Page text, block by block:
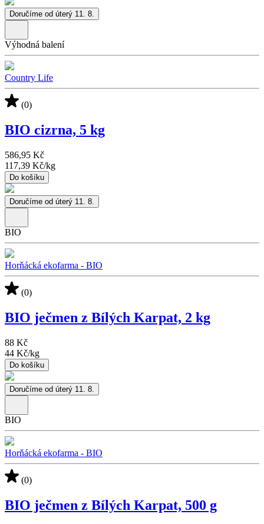
Doručíme od úterý 11. 8.
Výhodná balení
Country Life
(0)
BIO cizrna, 5 kg
586,95 Kč
117,39 Kč/kg
Do košíku
Doručíme od úterý 11. 8.
BIO
Horňácká ekofarma - BIO
(0)
BIO ječmen z Bílých Karpat, 2 kg
88 Kč
44 Kč/kg
Do košíku
Doručíme od úterý 11. 8.
BIO
Horňácká ekofarma - BIO
(0)
BIO ječmen z Bílých Karpat, 500 g